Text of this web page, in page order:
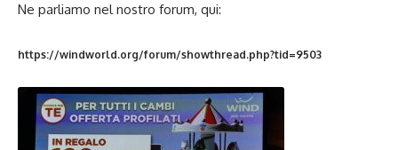
Ne parliamo nel nostro forum, qui:
https://windworld.org/forum/showthread.php?tid=9503